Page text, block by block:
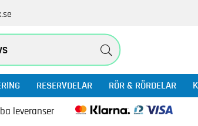
RESERVDELAR RÖR & RÖRDELAR
leveranser